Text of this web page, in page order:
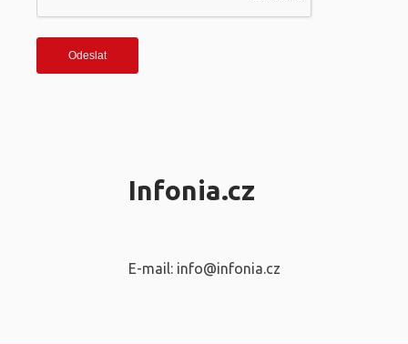
Infonia.cz
E-mail: info@infonia.cz